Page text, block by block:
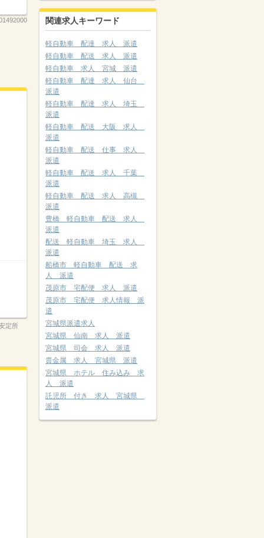
定所
関連求人キーワード
軽自動車 配達 求人 派遣
軽自動車 配送 求人 派遣
軽自動車 求人 宮城 派遣
軽自動車 配達 求人 仙台
派遣
軽自動車 配達 求人 埼玉
派遣
軽自動車 配送 大阪 求人
派遣
軽自動車 配送 仕事 求人
派遣
軽自動車 配送 求人 千葉
派遣
軽自動車 配送 求人 高槻
派遣
豊橋 軽自動車 配送 求人
派遣
配送 軽自動車 埼玉 求人
派遣
船橋市 軽自動車 配送 求
人 派遣
茂原市 宅配便 求人 派遣
茂原市 宅配便 求人情報 派
遣
宮城県派遣求人
宮城県 仙南 求人 派遣
宮城県 司会 求人 派遣
貴金属 求人 宮城県 派遣
宮城県 ホテル 住み込み 求
人 派遣
託児所 付き 求人 宮城県
派遣